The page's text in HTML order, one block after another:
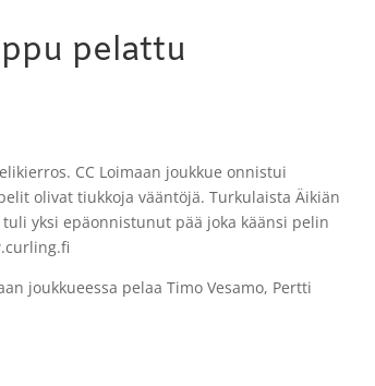
pelattu
CC Loimaan joukkue onnistui
olivat tiukkoja vääntöjä. Turkulaista Äikiän
yksi epäonnistunut pää joka käänsi pelin
joukkueessa pelaa Timo Vesamo, Pertti